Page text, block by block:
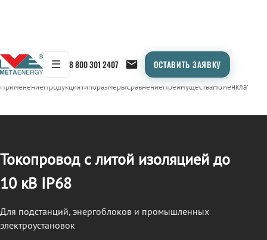
☰ 8 800 301 2407 ОСТАВИТЬ ЗАЯВКУ
← Продукция/ТОКОПРОВОД
ПрименениеПродукцияТипоразмерыСравнениеПреимуществаНоменклатура
Токопровод с литой изоляцией до
10 кВ IP68
Для подстанций, энергоблоков и промышленных
электроустановок